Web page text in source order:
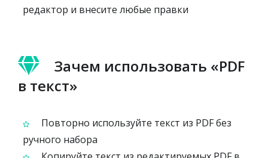
редактор и внесите любые правки
Зачем использовать «PDF
в текст»
Повторно используйте текст из PDF без
ручного набора